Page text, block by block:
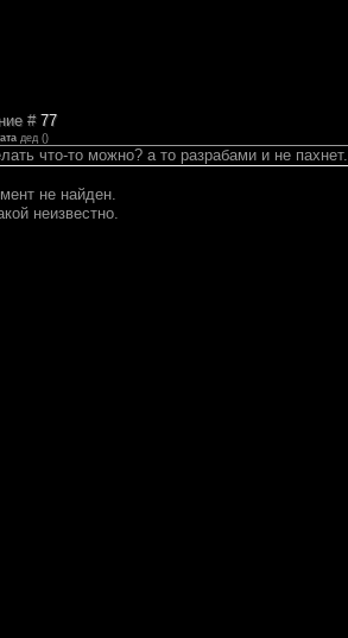
# 77
дед ()
что-то можно? а то разрабами и не пахнет.
не найден.
неизвестно.